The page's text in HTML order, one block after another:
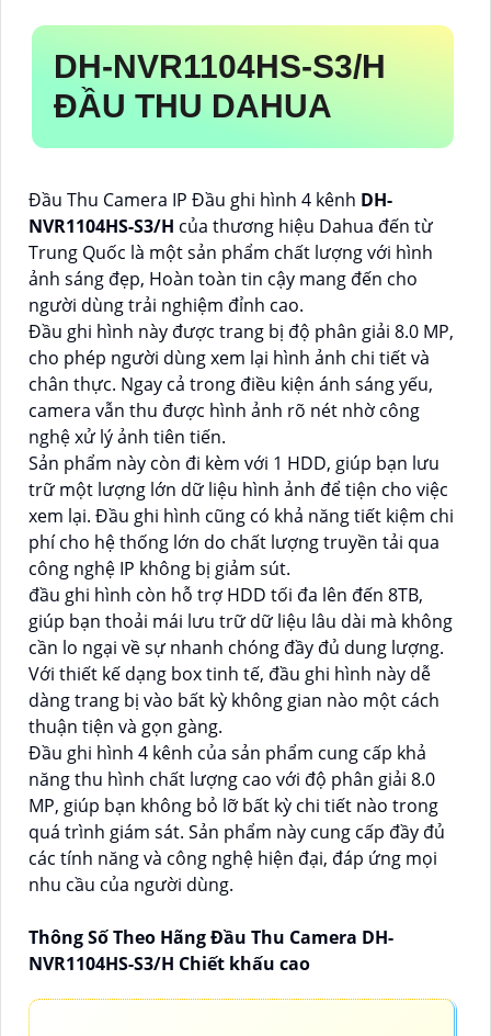
DH-NVR1104HS-S3/H
ĐẦU THU DAHUA
Đầu Thu Camera IP Đầu ghi hình 4 kênh DH-
NVR1104HS-S3/H của thương hiệu Dahua đến từ
Trung Quốc là một sản phẩm chất lượng với hình
ảnh sáng đẹp, Hoàn toàn tin cậy mang đến cho
người dùng trải nghiệm đỉnh cao.
Đầu ghi hình này được trang bị độ phân giải 8.0 MP,
cho phép người dùng xem lại hình ảnh chi tiết và
chân thực. Ngay cả trong điều kiện ánh sáng yếu,
camera vẫn thu được hình ảnh rõ nét nhờ công
nghệ xử lý ảnh tiên tiến.
Sản phẩm này còn đi kèm với 1 HDD, giúp bạn lưu
trữ một lượng lớn dữ liệu hình ảnh để tiện cho việc
xem lại. Đầu ghi hình cũng có khả năng tiết kiệm chi
phí cho hệ thống lớn do chất lượng truyền tải qua
công nghệ IP không bị giảm sút.
đầu ghi hình còn hỗ trợ HDD tối đa lên đến 8TB,
giúp bạn thoải mái lưu trữ dữ liệu lâu dài mà không
cần lo ngại về sự nhanh chóng đầy đủ dung lượng.
Với thiết kế dạng box tinh tế, đầu ghi hình này dễ
dàng trang bị vào bất kỳ không gian nào một cách
thuận tiện và gọn gàng.
Đầu ghi hình 4 kênh của sản phẩm cung cấp khả
năng thu hình chất lượng cao với độ phân giải 8.0
MP, giúp bạn không bỏ lỡ bất kỳ chi tiết nào trong
quá trình giám sát. Sản phẩm này cung cấp đầy đủ
các tính năng và công nghệ hiện đại, đáp ứng mọi
nhu cầu của người dùng.
Thông Số Theo Hãng Đầu Thu Camera DH-
NVR1104HS-S3/H Chiết khấu cao